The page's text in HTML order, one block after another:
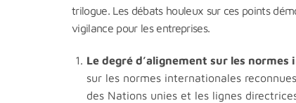
trilogue. Les débats houleux sur ces points
vigilance pour les entreprises.
Le degré d’alignement sur les
sur les normes internationales
des Nations unies et les lignes